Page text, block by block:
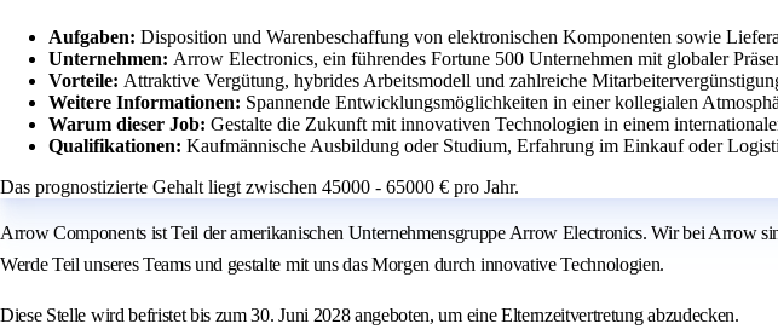
Aufgaben: Disposition und Warenbeschaffung von elektronischen Komponenten sowie
Unternehmen: Arrow Electronics, ein führendes Fortune 500 Unternehmen mit globaler
Vorteile: Attraktive Vergütung, hybrides Arbeitsmodell und zahlreiche
Weitere Informationen: Spannende Entwicklungsmöglichkeiten in einer kollegialen
Warum dieser Job: Gestalte die Zukunft mit innovativen Technologien in einem
Qualifikationen: Kaufmännische Ausbildung oder Studium, Erfahrung im Einkauf oder
Das prognostizierte Gehalt liegt zwischen 45000 - 65000 € pro Jahr.
Arrow Components ist Teil der amerikanischen Unternehmensgruppe Arrow Electronics. Wir bei Arrow
Werde Teil unseres Teams und gestalte mit uns das Morgen durch innovative Technologien.
Diese Stelle wird befristet bis zum 30. Juni 2028 angeboten, um eine Elternzeitvertretung abzudecken.